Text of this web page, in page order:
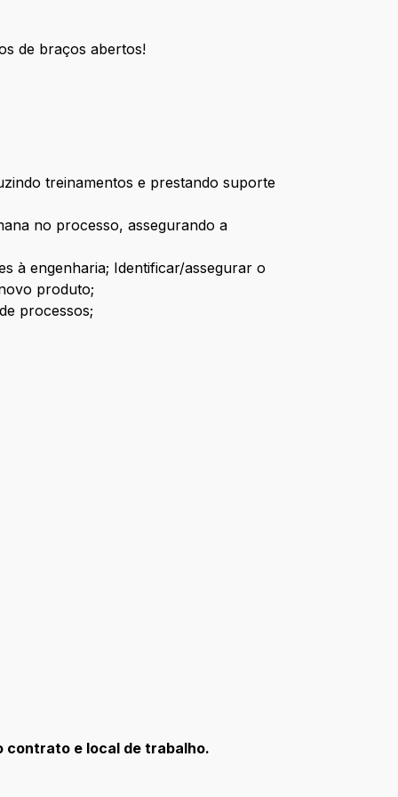
de braços abertos!
treinamentos e prestando suporte
no processo, assegurando a
à engenharia; Identificar/assegurar o
produto;
processos;
contrato e local de trabalho.